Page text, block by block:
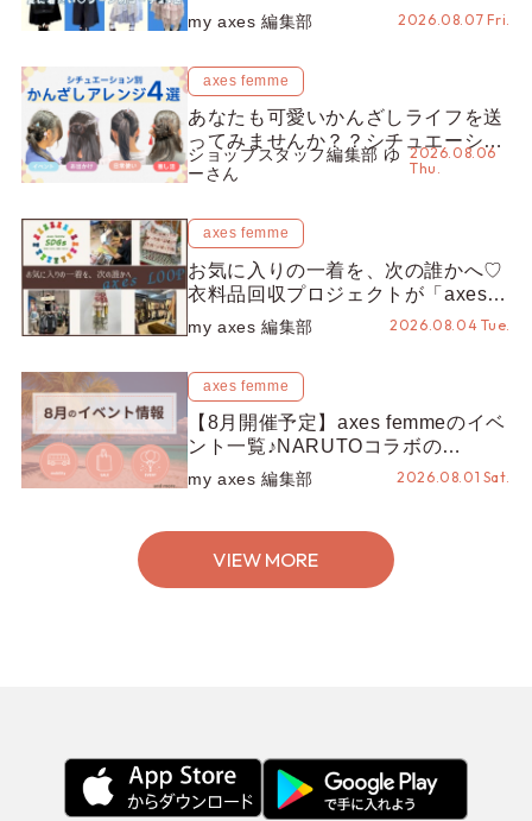
コーデ25選をシーン別に徹底解説！
my axes 編集部 2026.08.07 Fri.
axes femme
あなたも可愛いかんざしライフを送
ってみませんか？？シチュエーショ
ン別“かんざし”のオススメ【ショッ
プスタッフ編集部】
ショップスタッフ編集部 ゆ
ーさん
2026.08.06
Thu.
axes femme
お気に入りの一着を、次の誰かへ♡
衣料品回収プロジェクトが「axes
LOOP」にアップデート！活用する
とポイントが手に入る◎
my axes 編集部 2026.08.04 Tue.
axes femme
【8月開催予定】axes femmeのイベ
ント一覧♪NARUTOコラボの
REZEN POPUPから、プチYour
Stage.、ティーパーティまで！8月
my axes 編集部 2026.08.01 Sat.
VIEW MORE